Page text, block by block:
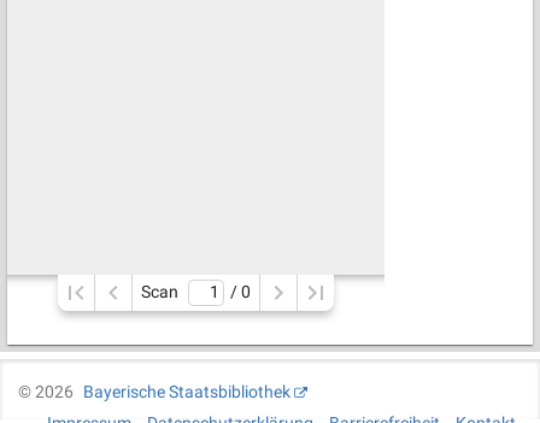
Scan / 0
©2026
Bayerische Staatsbibliothek